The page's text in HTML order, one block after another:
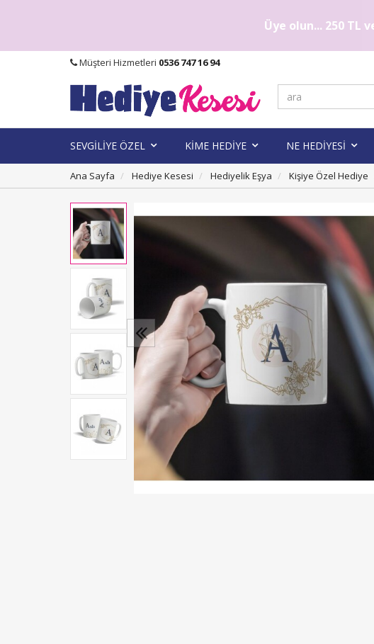
Üye olun... 250 TL
Müşteri Hizmetleri 0536 747 16 94
SEVGİLİYE ÖZEL KİME HEDİYE NE HEDİYESİ
Ana Sayfa Hediye Kesesi Hediyelik Eşya Kişiye Özel Hediye